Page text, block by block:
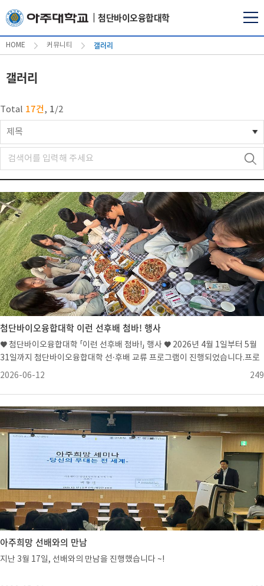
첨단바이오융합대학
HOME 커뮤니티 갤러리
갤러리
Total 17건, 1/2
제목
첨단바이오융합대학 이런 선후배 첨바! 행사
♥ 첨단바이오융합대학 「이런 선후배 첨바!」 행사 ♥ 2026년 4월 1일부터 5월
31일까지 첨단바이오융합대학 선·후배 교류 프로그램이 진행되었습니다.프로
그램 기간 동안 조별 활동을 통해 광교호수공원 피크닉, 보드게임, 릴스 촬영 등
시간을 가졌습니다.󰀣 광교호수공원 피크닉 󰀢󰀣󰀣 보드게임 활동󰀢또한 지도교수
님과 함께 식사를 하며 학업과 대학생활에 대한 이야기를 나누고 소통하는 시간
을 마련하여, 교수님과 학생들 간의 친밀감을 높이는 계기가 되었습니다.󰀣 지도
교수님과의 시간 󰀢아울러 조별 활동뿐만 아니라 다른 조원들과도 교류할 수 있
도록 원데이 워크숍을 개최하여 학과 구성원 간의 유대감과 소속감을 강화하는
시간을 가졌습니다.󰀣 UNLOCK YOUR STRENGTHS : 심리프로그램 󰀢󰀣 향
(香)담_나만의 향기를 담다 : 시향지만들기 󰀢 󰀣 브랜딩 랩 : 첫인상 연구소 󰀢
2026-06-12 249
아주희망 선배와의 만남
지난 3월 17일, 선배와의 만남을 진행했습니다 ~!